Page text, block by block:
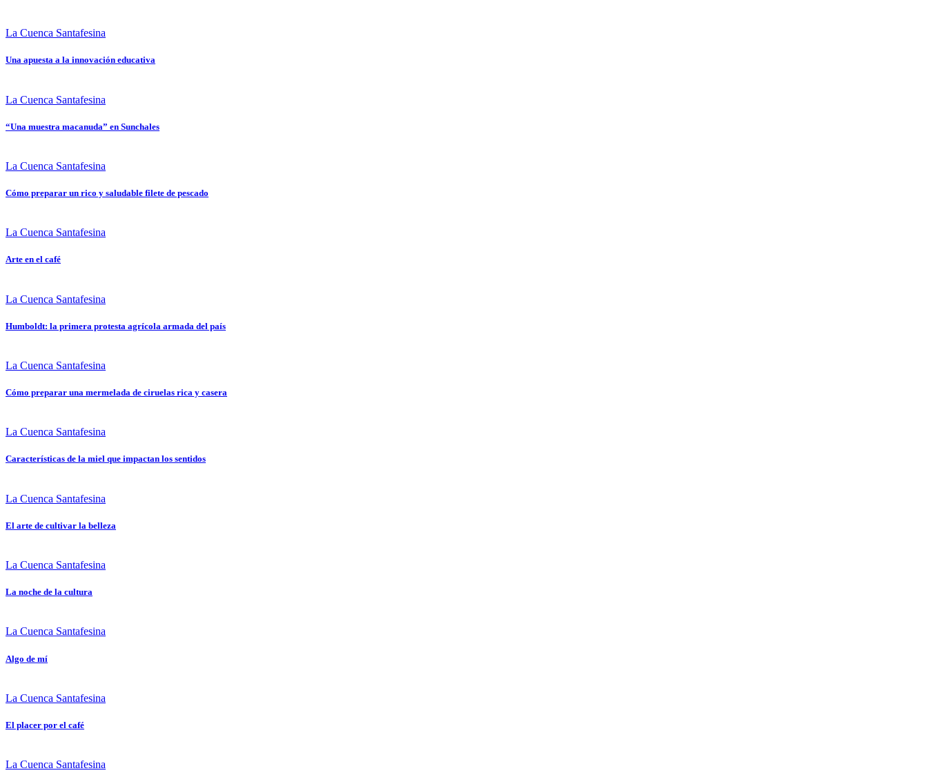
La Cuenca Santafesina
Una apuesta a la innovación educativa
La Cuenca Santafesina
“Una muestra macanuda” en Sunchales
La Cuenca Santafesina
Cómo preparar un rico y saludable filete de pescado
La Cuenca Santafesina
Arte en el café
La Cuenca Santafesina
Humboldt: la primera protesta agrícola armada del país
La Cuenca Santafesina
Cómo preparar una mermelada de ciruelas rica y casera
La Cuenca Santafesina
Características de la miel que impactan los sentidos
La Cuenca Santafesina
El arte de cultivar la belleza
La Cuenca Santafesina
La noche de la cultura
La Cuenca Santafesina
Algo de mí
La Cuenca Santafesina
El placer por el café
La Cuenca Santafesina